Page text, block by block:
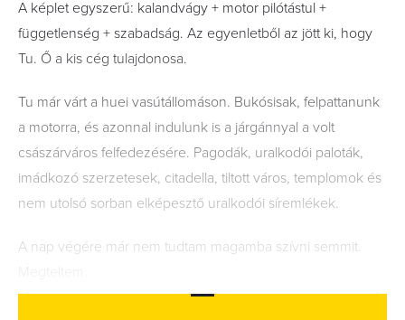
A képlet egyszerű: kalandvágy + motor pilótástul +
függetlenség + szabadság. Az egyenletből az jött ki, hogy
Tu. Ő a kis cég tulajdonosa.
Tu már várt a huei vasútállomáson. Bukósisak, felpattanunk
a motorra, és azonnal indulunk is a járgánnyal a volt
császárváros felfedezésére. Pagodák, uralkodói paloták,
imádkozó szerzetesek, citadella, tiltott város, templomok és
nem utolsó sorban elképesztő uralkodói síremlékek.
A nap végére már nem tudtam magamba szívni semmit.